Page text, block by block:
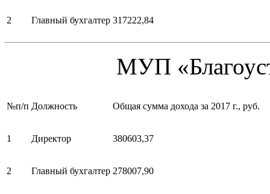
2 Главный бухгалтер 317222,84
МУП
№п/п Должность Общая сумма дохода за 2017 г., руб.
1 Директор 380603,37
2 Главный бухгалтер 278007,90